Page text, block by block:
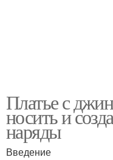
Платье с
носить и
наряды
Введение